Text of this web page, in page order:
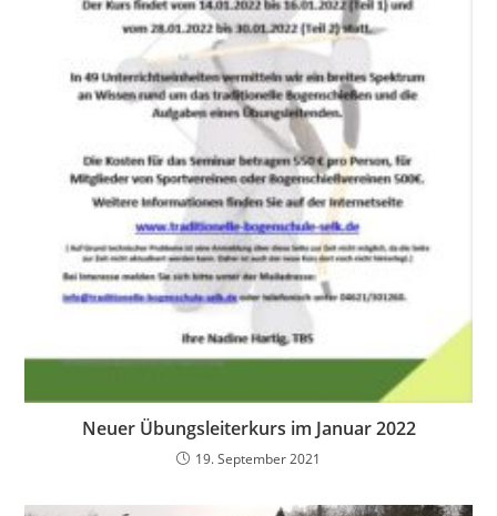
Neuer Übungsleiterkurs im Januar 2022
19. September 2021